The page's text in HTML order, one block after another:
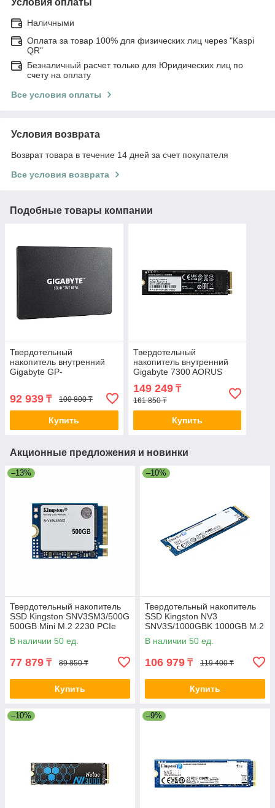
Наличными
Оплата за товар 100% для физических лиц через "Kaspi
QR"
Безналичный расчет только для Юридических лиц по
счету на оплату
Все условия оплаты
Условия возврата
Возврат товара в течение 14 дней за счет покупателя
Все условия возврата
Подобные товары компании
Твердотельный
накопитель внутренний
Gigabyte GP-
92 939 ₸ 100 800 ₸
Купить
Твердотельный
накопитель внутренний
Gigabyte 7300 AORUS
AG4731TB N 1TB M.2
2280 PCI-E 4.0x4 w/o heat
149 249₸
161 850 ₸
Купить
Акционные предложения и новинки
–13%
Твердотельный накопитель
SSD Kingston SNV3SM3/500G
500GB Mini M.2 2230 PCIe
Gen4 x4 2-034638-TOP
В наличии 50 ед.
77 879 ₸ 89 850 ₸
Купить
–10%
Твердотельный накопитель
SSD Kingston NV3
SNV3S/1000GBK 1000GB M.2
NVMe PCIe 4.0x4
6000/4000Мб/сBULK
В наличии 50 ед.
106 979 ₸ 119 400 ₸
Купить
–10% –9%